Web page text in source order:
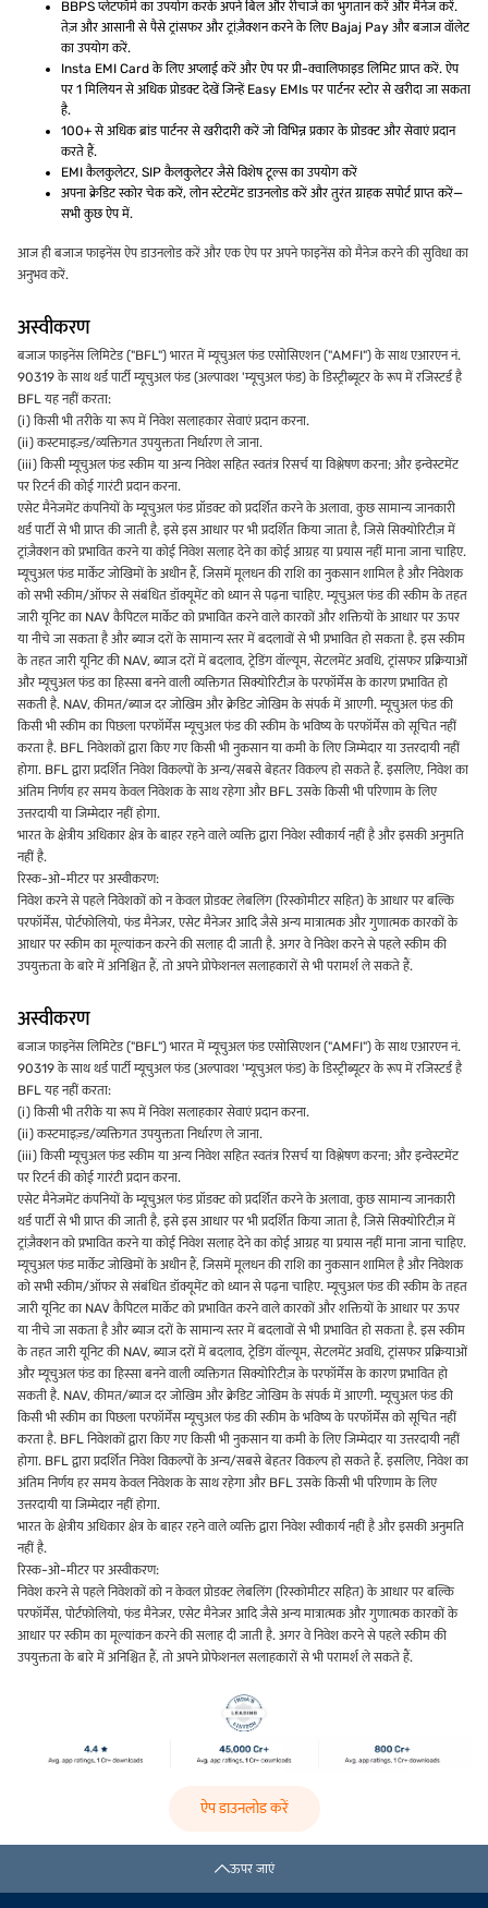
BBPS प्लेटफॉर्म का उपयोग करके अपने बिल और रीचार्ज का भुगतान करें और मैनेज करें.
तेज़ और आसानी से पैसे ट्रांसफर और ट्रांज़ैक्शन करने के लिए Bajaj Pay और बजाज वॉलेट
का उपयोग करें.
Insta EMI Card के लिए अप्लाई करें और ऐप पर प्री-क्वालिफाइड लिमिट प्राप्त करें. ऐप
पर 1 मिलियन से अधिक प्रोडक्ट देखें जिन्हें Easy EMIs पर पार्टनर स्टोर से खरीदा जा सकता
है.
100+ से अधिक ब्रांड पार्टनर से खरीदारी करें जो विभिन्न प्रकार के प्रोडक्ट और सेवाएं प्रदान
करते हैं.
EMI कैलकुलेटर, SIP कैलकुलेटर जैसे विशेष टूल्स का उपयोग करें
अपना क्रेडिट स्कोर चेक करें, लोन स्टेटमेंट डाउनलोड करें और तुरंत ग्राहक सपोर्ट प्राप्त करें—
सभी कुछ ऐप में.
आज ही बजाज फाइनेंस ऐप डाउनलोड करें और एक ऐप पर अपने फाइनेंस को मैनेज करने की सुविधा का
अनुभव करें.
अस्वीकरण
बजाज फाइनेंस लिमिटेड ("BFL") भारत में म्यूचुअल फंड एसोसिएशन ("AMFI") के साथ एआरएन नं.
90319 के साथ थर्ड पार्टी म्यूचुअल फंड (अल्पावश 'म्यूचुअल फंड) के डिस्ट्रीब्यूटर के रूप में रजिस्टर्ड है
BFL यह नहीं करता:
(i) किसी भी तरीके या रूप में निवेश सलाहकार सेवाएं प्रदान करना.
(ii) कस्टमाइज़्ड/व्यक्तिगत उपयुक्तता निर्धारण ले जाना.
(iii) किसी म्यूचुअल फंड स्कीम या अन्य निवेश सहित स्वतंत्र रिसर्च या विश्लेषण करना; और इन्वेस्टमेंट
पर रिटर्न की कोई गारंटी प्रदान करना.
एसेट मैनेजमेंट कंपनियों के म्यूचुअल फंड प्रॉडक्ट को प्रदर्शित करने के अलावा, कुछ सामान्य जानकारी
थर्ड पार्टी से भी प्राप्त की जाती है, इसे इस आधार पर भी प्रदर्शित किया जाता है, जिसे सिक्योरिटीज़ में
ट्रांज़ैक्शन को प्रभावित करने या कोई निवेश सलाह देने का कोई आग्रह या प्रयास नहीं माना जाना चाहिए.
म्यूचुअल फंड मार्केट जोखिमों के अधीन हैं, जिसमें मूलधन की राशि का नुकसान शामिल है और निवेशक
को सभी स्कीम/ऑफर से संबंधित डॉक्यूमेंट को ध्यान से पढ़ना चाहिए. म्यूचुअल फंड की स्कीम के तहत
जारी यूनिट का NAV कैपिटल मार्केट को प्रभावित करने वाले कारकों और शक्तियों के आधार पर ऊपर
या नीचे जा सकता है और ब्याज दरों के सामान्य स्तर में बदलावों से भी प्रभावित हो सकता है. इस स्कीम
के तहत जारी यूनिट की NAV, ब्याज दरों में बदलाव, ट्रेडिंग वॉल्यूम, सेटलमेंट अवधि, ट्रांसफर प्रक्रियाओं
और म्यूचुअल फंड का हिस्सा बनने वाली व्यक्तिगत सिक्योरिटीज़ के परफॉर्मेंस के कारण प्रभावित हो
सकती है. NAV, कीमत/ब्याज दर जोखिम और क्रेडिट जोखिम के संपर्क में आएगी. म्यूचुअल फंड की
किसी भी स्कीम का पिछला परफॉर्मेंस म्यूचुअल फंड की स्कीम के भविष्य के परफॉर्मेंस को सूचित नहीं
करता है. BFL निवेशकों द्वारा किए गए किसी भी नुकसान या कमी के लिए जिम्मेदार या उत्तरदायी नहीं
होगा. BFL द्वारा प्रदर्शित निवेश विकल्पों के अन्य/सबसे बेहतर विकल्प हो सकते हैं. इसलिए, निवेश का
अंतिम निर्णय हर समय केवल निवेशक के साथ रहेगा और BFL उसके किसी भी परिणाम के लिए
उत्तरदायी या जिम्मेदार नहीं होगा.
भारत के क्षेत्रीय अधिकार क्षेत्र के बाहर रहने वाले व्यक्ति द्वारा निवेश स्वीकार्य नहीं है और इसकी अनुमति
नहीं है.
रिस्क-ओ-मीटर पर अस्वीकरण:
निवेश करने से पहले निवेशकों को न केवल प्रोडक्ट लेबलिंग (रिस्कोमीटर सहित) के आधार पर बल्कि
परफॉर्मेंस, पोर्टफोलियो, फंड मैनेजर, एसेट मैनेजर आदि जैसे अन्य मात्रात्मक और गुणात्मक कारकों के
आधार पर स्कीम का मूल्यांकन करने की सलाह दी जाती है. अगर वे निवेश करने से पहले स्कीम की
उपयुक्तता के बारे में अनिश्चित हैं, तो अपने प्रोफेशनल सलाहकारों से भी परामर्श ले सकते हैं.
अस्वीकरण
बजाज फाइनेंस लिमिटेड ("BFL") भारत में म्यूचुअल फंड एसोसिएशन ("AMFI") के साथ एआरएन नं.
90319 के साथ थर्ड पार्टी म्यूचुअल फंड (अल्पावश 'म्यूचुअल फंड) के डिस्ट्रीब्यूटर के रूप में रजिस्टर्ड है
BFL यह नहीं करता:
(i) किसी भी तरीके या रूप में निवेश सलाहकार सेवाएं प्रदान करना.
(ii) कस्टमाइज़्ड/व्यक्तिगत उपयुक्तता निर्धारण ले जाना.
(iii) किसी म्यूचुअल फंड स्कीम या अन्य निवेश सहित स्वतंत्र रिसर्च या विश्लेषण करना; और इन्वेस्टमेंट
पर रिटर्न की कोई गारंटी प्रदान करना.
एसेट मैनेजमेंट कंपनियों के म्यूचुअल फंड प्रॉडक्ट को प्रदर्शित करने के अलावा, कुछ सामान्य जानकारी
थर्ड पार्टी से भी प्राप्त की जाती है, इसे इस आधार पर भी प्रदर्शित किया जाता है, जिसे सिक्योरिटीज़ में
ट्रांज़ैक्शन को प्रभावित करने या कोई निवेश सलाह देने का कोई आग्रह या प्रयास नहीं माना जाना चाहिए.
म्यूचुअल फंड मार्केट जोखिमों के अधीन हैं, जिसमें मूलधन की राशि का नुकसान शामिल है और निवेशक
को सभी स्कीम/ऑफर से संबंधित डॉक्यूमेंट को ध्यान से पढ़ना चाहिए. म्यूचुअल फंड की स्कीम के तहत
जारी यूनिट का NAV कैपिटल मार्केट को प्रभावित करने वाले कारकों और शक्तियों के आधार पर ऊपर
या नीचे जा सकता है और ब्याज दरों के सामान्य स्तर में बदलावों से भी प्रभावित हो सकता है. इस स्कीम
के तहत जारी यूनिट की NAV, ब्याज दरों में बदलाव, ट्रेडिंग वॉल्यूम, सेटलमेंट अवधि, ट्रांसफर प्रक्रियाओं
और म्यूचुअल फंड का हिस्सा बनने वाली व्यक्तिगत सिक्योरिटीज़ के परफॉर्मेंस के कारण प्रभावित हो
सकती है. NAV, कीमत/ब्याज दर जोखिम और क्रेडिट जोखिम के संपर्क में आएगी. म्यूचुअल फंड की
किसी भी स्कीम का पिछला परफॉर्मेंस म्यूचुअल फंड की स्कीम के भविष्य के परफॉर्मेंस को सूचित नहीं
करता है. BFL निवेशकों द्वारा किए गए किसी भी नुकसान या कमी के लिए जिम्मेदार या उत्तरदायी नहीं
होगा. BFL द्वारा प्रदर्शित निवेश विकल्पों के अन्य/सबसे बेहतर विकल्प हो सकते हैं. इसलिए, निवेश का
अंतिम निर्णय हर समय केवल निवेशक के साथ रहेगा और BFL उसके किसी भी परिणाम के लिए
उत्तरदायी या जिम्मेदार नहीं होगा.
भारत के क्षेत्रीय अधिकार क्षेत्र के बाहर रहने वाले व्यक्ति द्वारा निवेश स्वीकार्य नहीं है और इसकी अनुमति
नहीं है.
रिस्क-ओ-मीटर पर अस्वीकरण:
निवेश करने से पहले निवेशकों को न केवल प्रोडक्ट लेबलिंग (रिस्कोमीटर सहित) के आधार पर बल्कि
परफॉर्मेंस, पोर्टफोलियो, फंड मैनेजर, एसेट मैनेजर आदि जैसे अन्य मात्रात्मक और गुणात्मक कारकों के
आधार पर स्कीम का मूल्यांकन करने की सलाह दी जाती है. अगर वे निवेश करने से पहले स्कीम की
उपयुक्तता के बारे में अनिश्चित हैं, तो अपने प्रोफेशनल सलाहकारों से भी परामर्श ले सकते हैं.
ऐप डाउनलोड करें
ऊपर जाएं